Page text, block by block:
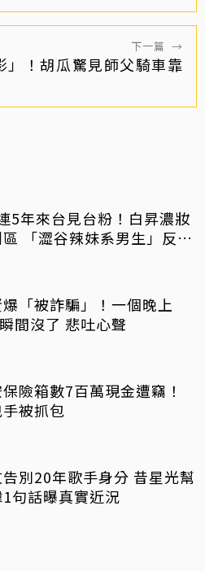
下一篇 →
」！胡瓜驚見師父騎車靠
5年來台見台粉！白昇濃妝
「澀谷辣妹系男生」反差
「被詐騙」！一個晚上
間沒了 悲吐心聲
險箱數7百萬現金遭竊！
被抓包
別20年歌手身分 昔星光幫
句話曝真實近況